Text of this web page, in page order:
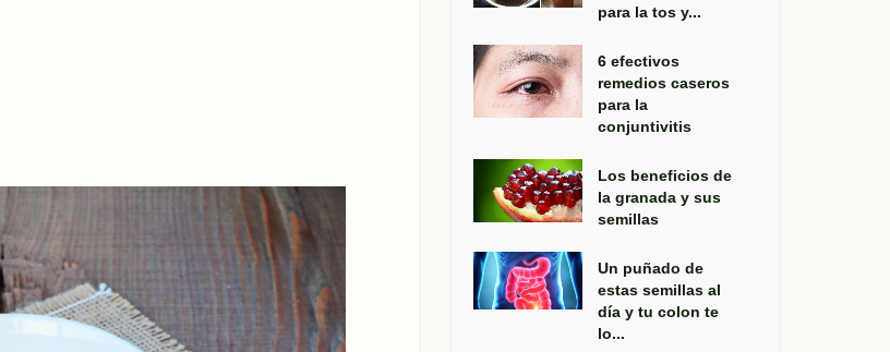
para la tos y...
6 efectivos
remedios caseros
para la
conjuntivitis
Los beneficios de
la granada y sus
semillas
Un puñado de
estas semillas al
día y tu colon te
lo...